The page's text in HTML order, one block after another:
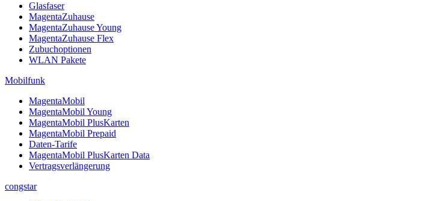
Glasfaser
MagentaZuhause
MagentaZuhause Young
MagentaZuhause Flex
Zubuchoptionen
WLAN Pakete
Mobilfunk
MagentaMobil
MagentaMobil Young
MagentaMobil PlusKarten
MagentaMobil Prepaid
Daten-Tarife
MagentaMobil PlusKarten Data
Vertragsverlängerung
congstar